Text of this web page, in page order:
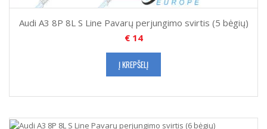
Audi A3 8P 8L S Line Pavarų perjungimo svirtis (5 bėgių)
€14
Į KREPŠELĮ